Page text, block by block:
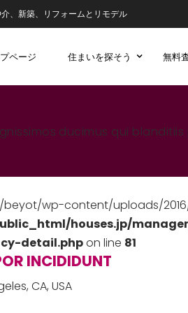
、新築、リフォームとリモデル
ページ 住まいを探そう 無料
ducimus qui
wp-content/uploads/2016/
houses.jp/
detail.phpon line 81
INCIDIDUNT
CA, USA